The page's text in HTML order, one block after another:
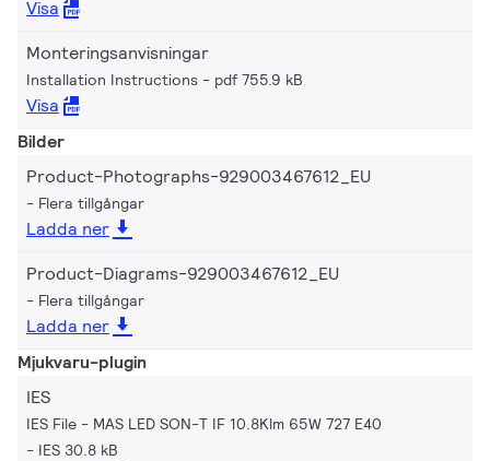
Visa
Monteringsanvisningar
Installation Instructions pdf 755.9 kB
Visa
Bilder
Product-Photographs-929003467612_EU
Flera tillgångar
Ladda ner
Product-Diagrams-929003467612_EU
Flera tillgångar
Ladda ner
Mjukvaru-plugin
IES
IES File - MAS LED SON-T IF 10.8Klm 65W 727 E40
IES 30.8 kB